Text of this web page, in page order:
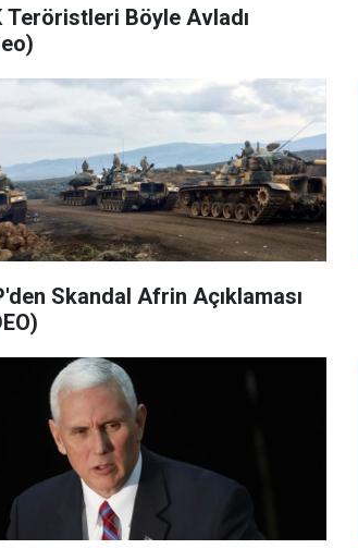
Teröristleri Böyle Avladı
Skandal Afrin Açıklaması